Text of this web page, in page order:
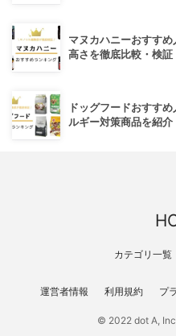
マヌカハニーおすす
高さを徹底比較・検証
ドッグフードおすす
ルギー対策商品を紹介
カテゴリ一覧
運営者情報 利用規約 プ
© 2022 dot A,